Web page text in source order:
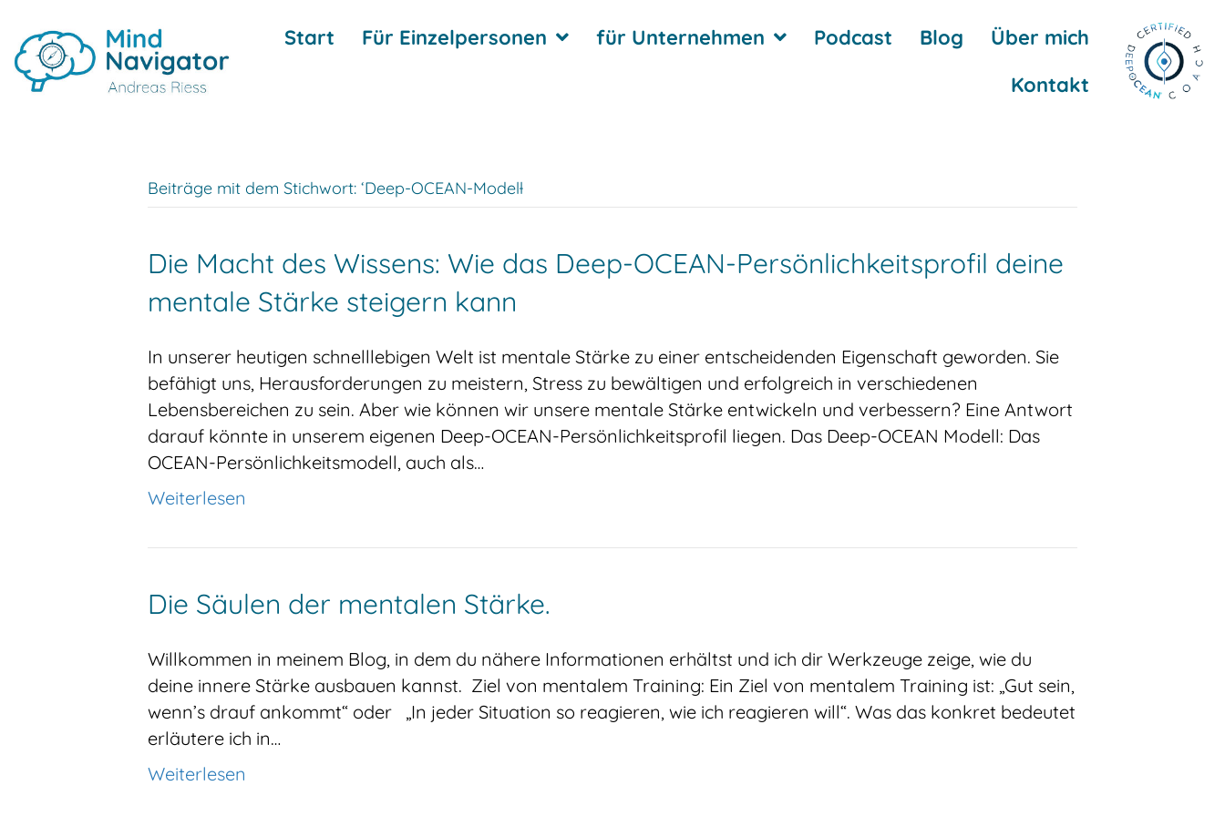
Start Für Einzelpersonen für Unternehmen Podcast Blog
Über mich
Kontakt
Beiträge mit dem Stichwort: ‘Deep-OCEAN-Modell̵
Die Macht des Wissens: Wie das Deep-OCEAN-Persönlichkeitsprofil deine
mentale Stärke steigern kann
In unserer heutigen schnelllebigen Welt ist mentale Stärke zu einer entscheidenden Eigenschaft geworden. Sie
befähigt uns, Herausforderungen zu meistern, Stress zu bewältigen und erfolgreich in verschiedenen
Lebensbereichen zu sein. Aber wie können wir unsere mentale Stärke entwickeln und verbessern? Eine Antwort
darauf könnte in unserem eigenen Deep-OCEAN-Persönlichkeitsprofil liegen. Das Deep-OCEAN Modell: Das
OCEAN-Persönlichkeitsmodell, auch als…
Weiterlesen
Die Säulen der mentalen Stärke.
Willkommen in meinem Blog, in dem du nähere Informationen erhältst und ich dir Werkzeuge zeige, wie du
deine innere Stärke ausbauen kannst. Ziel von mentalem Training: Ein Ziel von mentalem Training ist: „Gut sein,
wenn’s drauf ankommt“ oder „In jeder Situation so reagieren, wie ich reagieren will“. Was das konkret bedeutet
erläutere ich in…
Weiterlesen